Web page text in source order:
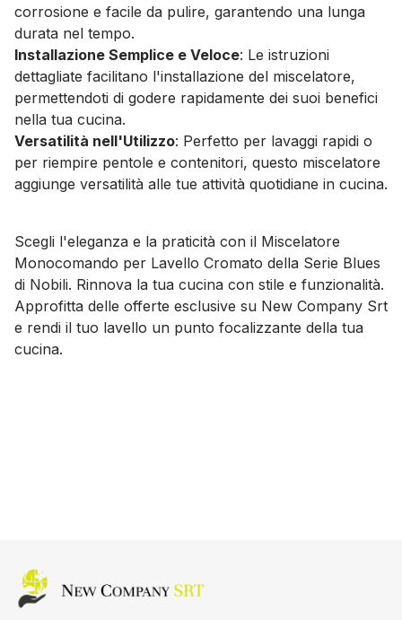
corrosione e facile da pulire, garantendo una lunga
durata nel tempo.
Installazione Semplice e Veloce: Le istruzioni
dettagliate facilitano l'installazione del miscelatore,
permettendoti di godere rapidamente dei suoi benefici
nella tua cucina.
Versatilità nell'Utilizzo: Perfetto per lavaggi rapidi o
per riempire pentole e contenitori, questo miscelatore
aggiunge versatilità alle tue attività quotidiane in cucina.
Scegli l'eleganza e la praticità con il Miscelatore
Monocomando per Lavello Cromato della Serie Blues
di Nobili. Rinnova la tua cucina con stile e funzionalità.
Approfitta delle offerte esclusive su New Company Srt
e rendi il tuo lavello un punto focalizzante della tua
cucina.
Home page